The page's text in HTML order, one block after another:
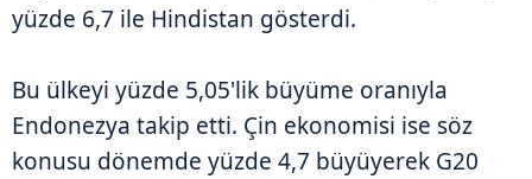
yüzde 6,7 ile Hindistan gösterdi.
Bu ülkeyi yüzde 5,05'lik büyüme oranıyla
Endonezya takip etti. Çin ekonomisi ise söz
konusu dönemde yüzde 4,7 büyüyerek G20